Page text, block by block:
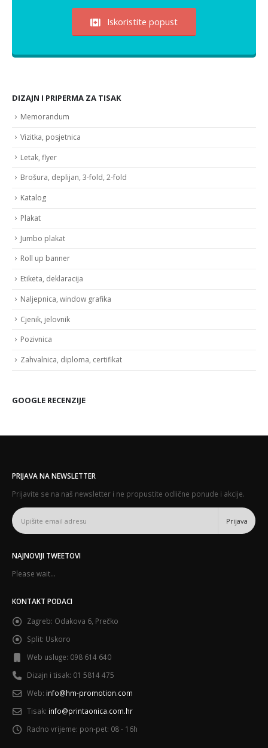
Iskoristite popust
DIZAJN I PRIPERMA ZA TISAK
Memorandum
Vizitka, posjetnica
Letak, flyer
Brošura, deplijan, 3-fold, 2-fold
Katalog
Plakat
Jumbo plakat
Roll up banner
Etiketa, deklaracija
Naljepnica, window grafika
Cjenik, jelovnik
Pozivnica
Zahvalnica, diploma, certifikat
GOOGLE RECENZIJE
PRIJAVA NA NEWSLETTER
Prijavite se na naš newsletter i ne propustite odlične ponude i akcije.
NAJNOVIJI TWEETOVI
Please wait...
KONTAKT PODACI
Zagreb: Odakova 6, Prečko
Split: Uskoro
Web usluge: 098 614 640
Dizajn i tisak: 01 5814 475
Web: info@hm-promotion.com
Tisak: info@printaonica.com.hr
Radno vrijeme: pon-pet: 08 - 16h